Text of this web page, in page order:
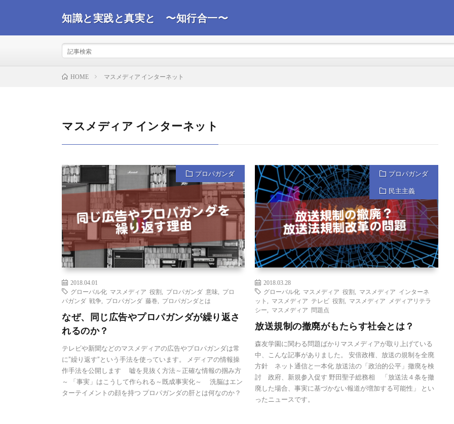
知識と実践と真実と 〜知行合一〜
ばと思います。
HOME マスメディア インターネット
マスメディア インターネット
プロパガンダ
2018.04.01
グローバル化 マスメディア 役割
プロパガンダ 意味
プロ
パガンダ 戦争
プロパガンダ 藤巻 プロパガンダとは
なぜ、同じ広告やプロパガンダが繰り返さ
れるのか？
テレビや新聞などのマスメディアの広告やプロパガンダは常
に”繰り返す”という手法を使っています。 メディアの情報操
作手法を公開します 嘘を見抜く方法～正確な情報の掴み方
～ 「事実」はこうして作られる～既成事実化～ 洗脳はエン
ターテイメントの顔を持つ プロパガンダの肝とは何なのか？
プロパガンダ
民主主義
2018.03.28
グローバル化 マスメディア 役割
マスメディア インターネ
ット
マスメディア テレビ 役割
マスメディア メディアリテラ
シー
マスメディア 問題点
放送規制の撤廃がもたらす社会とは？
森友学園に関わる問題ばかりマスメディアが取り上げている
中、こんな記事がありました。 安倍政権、放送の規制を全廃
方針 ネット通信と一本化 放送法の「政治的公平」撤廃を検
討 政府、新規参入促す 野田聖子総務相 「放送法４条を撤
廃した場合、事実に基づかない報道が増加する可能性」 とい
ったニュースです。